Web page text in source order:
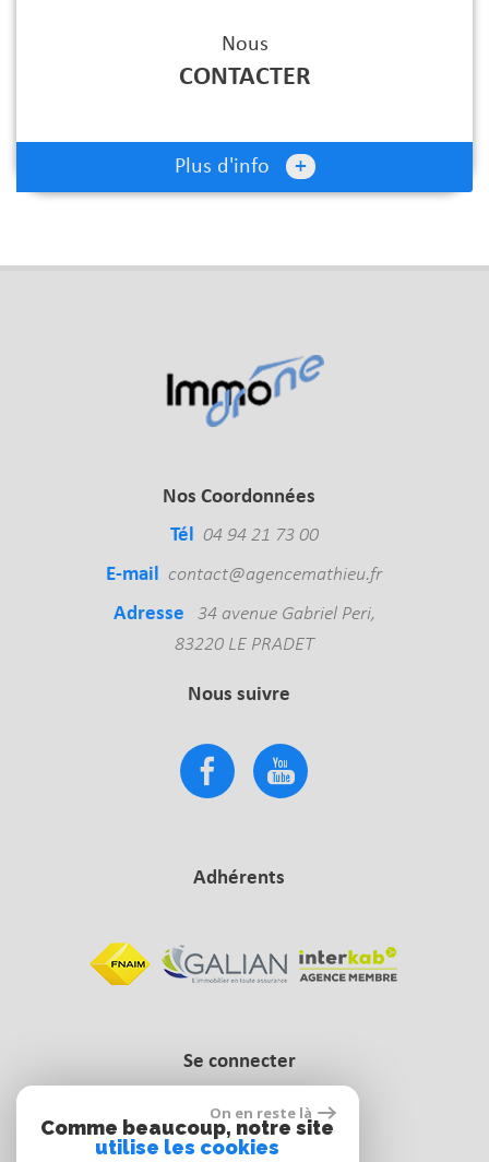
Nous
CONTACTER
Plus d'info +
Nos Coordonnées
Tél
04 94 21 73 00
E-mail
contact@agencemathieu.fr
Adresse
34 avenue Gabriel Peri,
83220 LE PRADET
Nous suivre
Adhérents
Se connecter
Espace propriétaire
On en reste là
Comme beaucoup, notre site
utilise les cookies